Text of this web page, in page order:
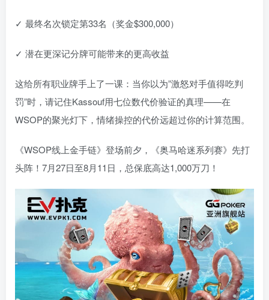
✓ 最终名次锁定第33名（奖金$300,000）
✓ 潜在更深记分牌可能带来的更高收益
这给所有职业牌手上了一课：当你以为”激怒对手值得吃判
罚”时，请记住Kassouf用七位数代价验证的真理——在
WSOP的聚光灯下，情绪操控的代价远超过你的计算范围。
《WSOP线上金手链》登场前夕，《奥马哈迷系列赛》先打
头阵！7月27日至8月11日，总保底高达1,000万刀！